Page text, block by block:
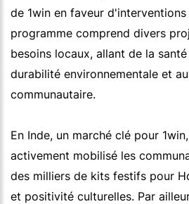
de 1win en faveur
programme comprend divers
besoins locaux, allant de la
durabilité environnementale et
communautaire.
En Inde, un marché clé pour
activement mobilisé les
des milliers de kits festifs pour
et positivité culturelles. Par